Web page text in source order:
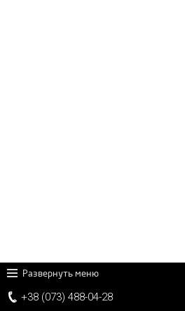
+38 (073) 488-04-28
Развернуть меню